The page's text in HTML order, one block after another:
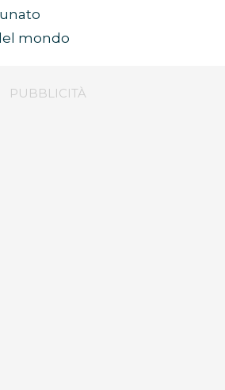
mondo